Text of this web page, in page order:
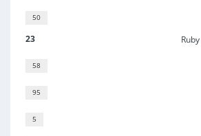
50
23
58
95
5